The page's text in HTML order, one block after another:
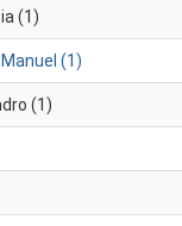
(1)
(1)
(1)